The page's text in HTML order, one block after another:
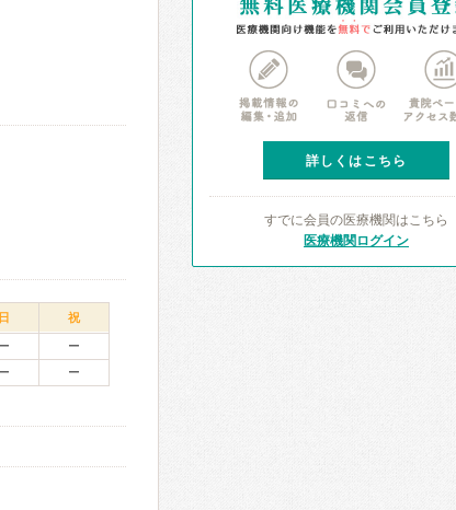
日 祝
ー
ー
ー ー
詳しくはこちら
すでに会員の医療機関はこちら
医療機関ログイン